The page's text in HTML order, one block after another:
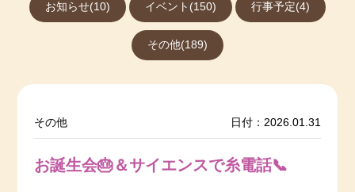
お知らせ(10) イベント(150) 行事予定(4)
その他(189)
その他 日付：2026.01.31
お誕生会🎂＆サイエンスで糸電話📞